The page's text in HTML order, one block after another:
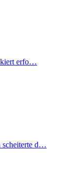
erfo…
scheiterte d…